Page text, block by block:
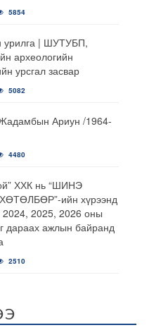
5854
урилга | ШУТУБП,
археологийн
урсгал засвар
5082
Ариун /1964-
4480
ХХК нь “ШИНЭ
ийн хүрээнд
2025, 2026 оны
дараах ажлын байранд
2510